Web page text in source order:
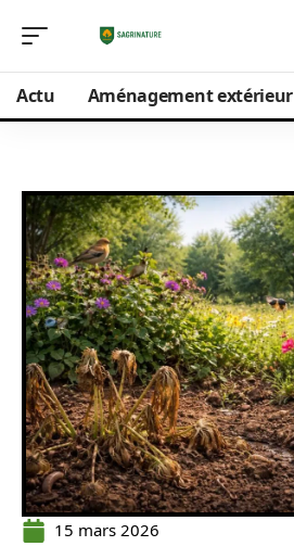
Actu Aménagement extérieur
15 mars 2026